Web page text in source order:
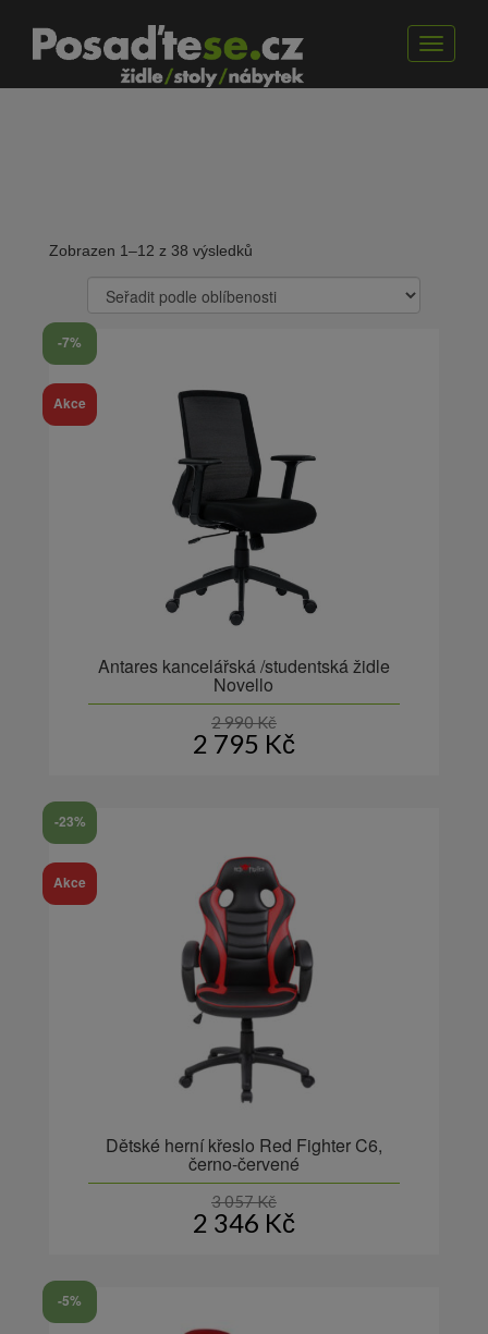
Toggle
Zobrazen 1–12 z 38 výsledků
-7%
Akce
Antares kancelářská /studentská židle
Novello
2 990Kč
2 795 Kč
-23%
Akce
Dětské herní křeslo Red Fighter C6,
černo-červené
3 057Kč
2 346 Kč
-5%